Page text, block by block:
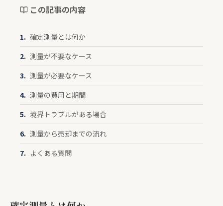
この記事の内容
確定測量とは何か
測量が不要なケース
測量が必要なケース
測量の費用と期間
境界トラブルがある場合
測量から売却までの流れ
よくある質問